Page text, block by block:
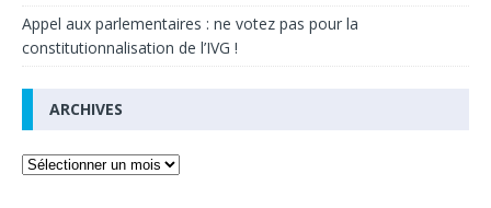
Appel aux parlementaires : ne votez pas pour la
constitutionnalisation de l’IVG !
ARCHIVES